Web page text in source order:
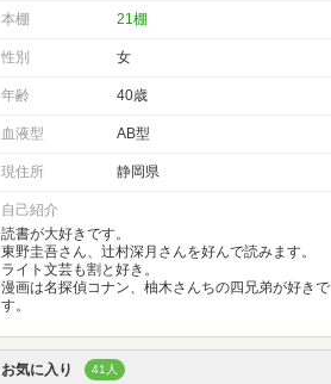
本棚 21棚
性別 女
年齢 40歳
血液型 AB型
現住所 静岡県
自己紹介
読書が大好きです。
東野圭吾さん、辻村深月さんを好んで読みます。
ライト文芸も割と好き。
漫画は名探偵コナン、柚木さんちの四兄弟が好きで
す。
お気に入り 41人